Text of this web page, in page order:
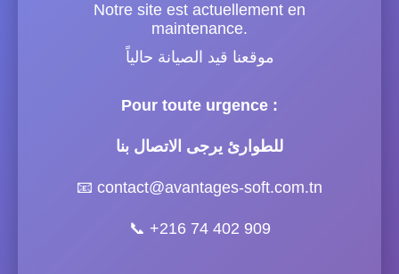
Notre site est actuellement en
maintenance.
موقعنا قيد الصيانة حالياً
Pour toute urgence :
للطوارئ يرجى الاتصال بنا
📧 contact@avantages-soft.com.tn
📞 +216 74 402 909